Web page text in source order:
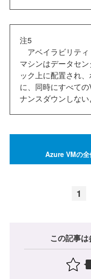
注5
アベイラビリティ
マシンはデータセ
ック上に配置され
に、同時にすべて
ナンスダウンしない
Azure VMの全
1
この記事